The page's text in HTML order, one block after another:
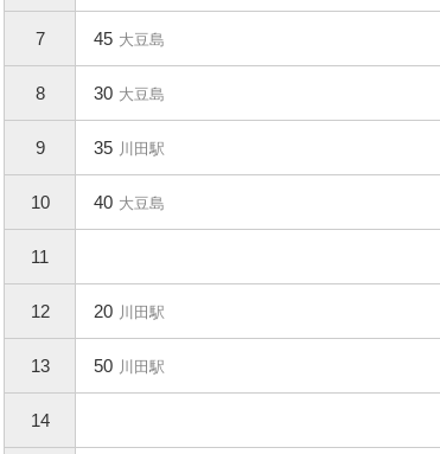
7 45 大豆島
8 30 大豆島
9 35 川田駅
10 40 大豆島
11
12 20 川田駅
13 50 川田駅
14